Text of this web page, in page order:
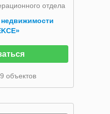
отдела
объектов